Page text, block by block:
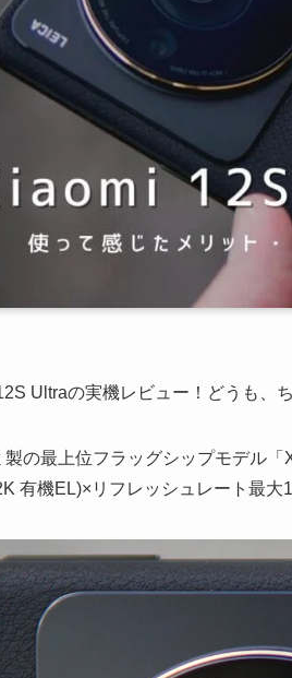
Ultraの実機レビュー！どうも、
製の最上位フラッグシップモデル
有機EL)×リフレッシュレート最大